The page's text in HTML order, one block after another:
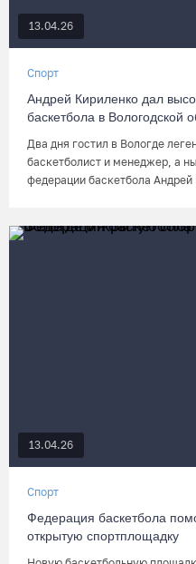
13.04.26
Спорт
Андрей Кириленко дал
баскетбола в Вологодской
Два дня гостил в Вологде
баскетболист и менеджер, а
федерации баскетбола
13.04.26
Спорт
Федерация баскетбола
открытую спортплощадку